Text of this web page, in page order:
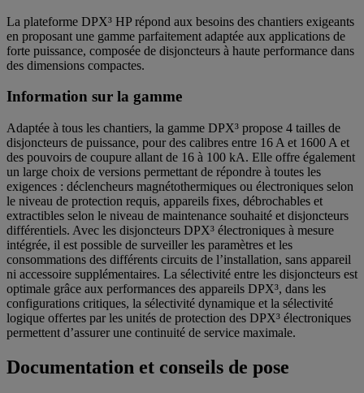
La plateforme DPX³ HP répond aux besoins des chantiers exigeants
en proposant une gamme parfaitement adaptée aux applications de
forte puissance, composée de disjoncteurs à haute performance dans
des dimensions compactes.
Information sur la gamme
Adaptée à tous les chantiers, la gamme DPX³ propose 4 tailles de
disjoncteurs de puissance, pour des calibres entre 16 A et 1600 A et
des pouvoirs de coupure allant de 16 à 100 kA. Elle offre également
un large choix de versions permettant de répondre à toutes les
exigences : déclencheurs magnétothermiques ou électroniques selon
le niveau de protection requis, appareils fixes, débrochables et
extractibles selon le niveau de maintenance souhaité et disjoncteurs
différentiels. Avec les disjoncteurs DPX³ électroniques à mesure
intégrée, il est possible de surveiller les paramètres et les
consommations des différents circuits de l’installation, sans appareil
ni accessoire supplémentaires. La sélectivité entre les disjoncteurs est
optimale grâce aux performances des appareils DPX³, dans les
configurations critiques, la sélectivité dynamique et la sélectivité
logique offertes par les unités de protection des DPX³ électroniques
permettent d’assurer une continuité de service maximale.
Documentation et conseils de pose